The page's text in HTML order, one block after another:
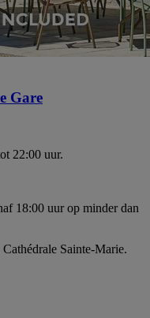
Gare
22:00 uur.
18:00 uur op minder dan
Sainte-Marie.